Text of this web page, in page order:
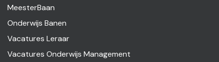
MeesterBaan
Onderwijs Banen
Vacatures Leraar
Vacatures Onderwijs Management